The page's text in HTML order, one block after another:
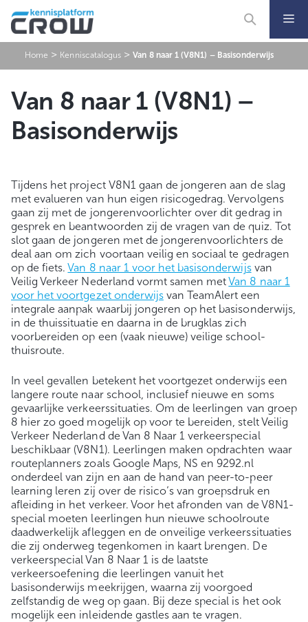
naar
de
Home > Kenniscatalogus >Van 8 naar 1 (V8N1) – Basisonderwijs
Van 8 naar 1 (V8N1) –
Basisonderwijs
Tijdens het project V8N1 gaan de jongeren aan de slag
met evalueren van hun eigen risicogedrag. Vervolgens
gaan zij met de jongerenvoorlichter over dit gedrag in
gesprek en beantwoorden zij de vragen van de quiz. Tot
slot gaan de jongeren met de jongerenvoorlichters de
deal aan om zich voortaan veilig en sociaal te gedragen
op de fiets.Van 8 naar 1 voor het basisonderwijsvan
Veilig Verkeer Nederland vormt samen metVan 8 naar 1
voor het voortgezet onderwijsvan TeamAlert een
integrale aanpak waarbij jongeren op het basisonderwijs,
in de thuissituatie en daarna in de brugklas zich
voorbereiden op een (vaak nieuwe) veilige school-
thuisroute.
In veel gevallen betekent het voortgezet onderwijs een
langere route naar school, inclusief nieuwe en soms
gevaarlijke verkeerssituaties. Om de leerlingen van groep
8 hier zo goed mogelijk op voor te bereiden, stelt Veilig
Verkeer Nederland de Van 8 Naar 1 verkeerspecial
beschikbaar (V8N1). Leerlingen maken opdrachten waar
routeplanners zoals Google Maps, NS en 9292.nl
onderdeel van zijn en aan de hand van peer-to-peer
learning leren zij over de risico’s van groepsdruk en
afleiding in het verkeer. Voor het afronden van de V8N1-
special moeten leerlingen hun nieuwe schoolroute
daadwerkelijk afleggen en de onveilige verkeerssituaties
die zij onderweg tegenkomen in kaart brengen. De
verkeerspecial Van 8 Naar 1 is de laatste
verkeersoefening die leerlingen vanuit het
basisonderwijs meekrijgen, waarna zij voorgoed
zelfstandig de weg op gaan. Bij deze special is het ook
mogelijk een inleidende gastles aan te vragen.